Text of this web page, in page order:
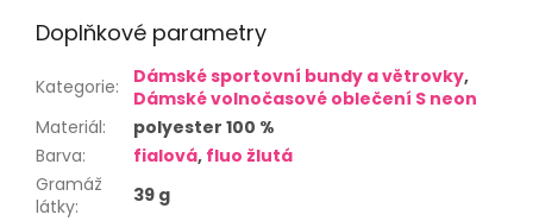
Doplňkové parametry
Kategorie: Dámské sportovní bundy a větrovky,
Dámské volnočasové oblečení S neon
Materiál:
polyester 100 %
Barva: fialová, fluo žlutá
Gramáž
látky:
39 g